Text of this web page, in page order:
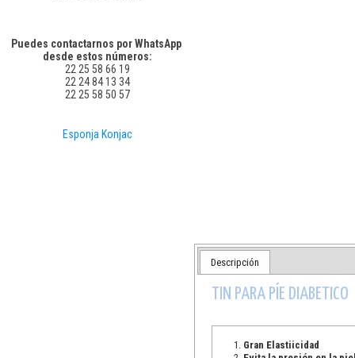
Puedes contactarnos por WhatsApp
desde estos números:
22 25 58 66 19
22 24 84 13 34
22 25 58 50 57
Esponja Konjac
Descripción
TIN PARA PÍE DIABETICO
Gran Elastiicidad